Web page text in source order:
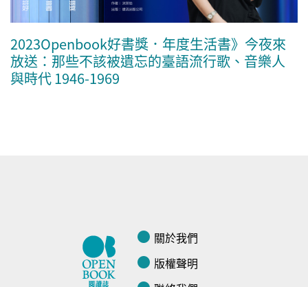
2023Openbook好書獎．年度生活書》今夜來
放送：那些不該被遺忘的臺語流行歌、音樂人
與時代 1946-1969
關於我們
版權聲明